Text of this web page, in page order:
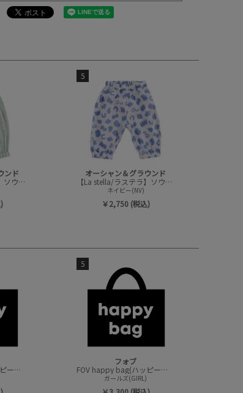
ンド
【La stella/ラステラ】ソウガラベビーバルーンパンツ
5
オーシャン＆グラウンド
【La stella/ラステラ】ソウガラベビーバルーンパンツ
ネイビー(NV)
￥2,750 (税込)
FOV happy bag(ハッピーバック/トップスセット)
5
フォブ
FOV happy bag(ハッピーバック/トップスセット)
ガールズ(GIRL)